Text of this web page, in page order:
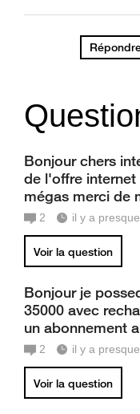
Bonjour chers
de l'offre
mégas merci de
2 il y a
Voir la question
Bonjour je
35000 avec
un abonnement
2 il y a
Voir la question